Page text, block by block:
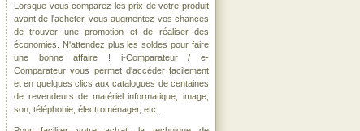
Lorsque vous comparez les prix de votre produit
avant de l'acheter, vous augmentez vos chances
de trouver une promotion et de réaliser des
économies. N'attendez plus les soldes pour faire
une bonne affaire ! i-Comparateur / e-
Comparateur vous permet d'accéder facilement
et en quelques clics aux catalogues de centaines
de revendeurs de matériel informatique, image,
son, téléphonie, électroménager, etc..